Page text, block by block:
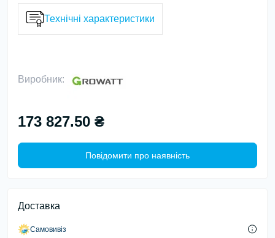
Технічні характеристики
Виробник:
173 827.50 ₴
Повідомити про наявність
Доставка
Самовивіз